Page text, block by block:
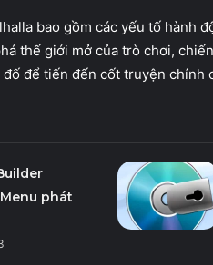
bao gồm các yếu tố hành
thế giới mở của trò chơi,
để tiến đến cốt truyện chính
phát